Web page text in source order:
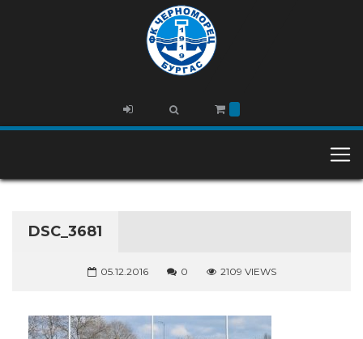
DSC_3681
05.12.2016 0 2109 VIEWS